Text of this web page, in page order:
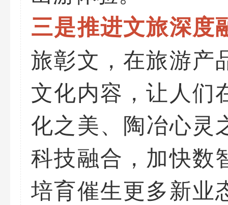
三是推进文旅深度
旅彰文，在旅游产
文化内容，让人们
化之美、陶冶心灵
科技融合，加快数
培育催生更多新业